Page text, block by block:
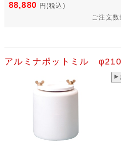
88,880 円 (税込)
ご注文数
アルミナポットミル